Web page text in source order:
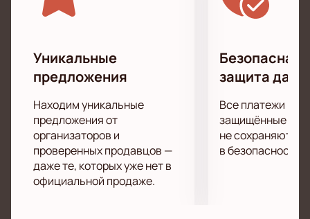
Уникальные
предложения
Находим уникальные
предложения от
организаторов и
проверенных продавцов —
даже те, которых уже нет в
официальной продаже.
Безопасная
защита
Все платежи
защищённые
не сохраняются
в безопасности.